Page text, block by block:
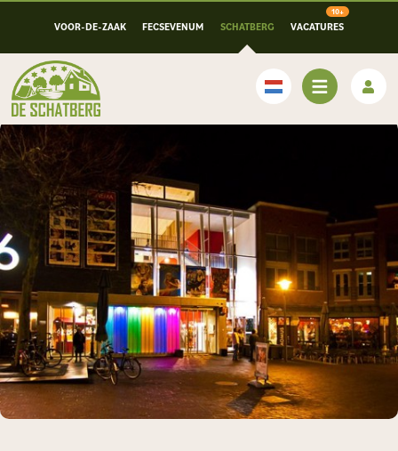
VOOR-DE-ZAAK FECSEVENUM SCHATBERG VACATURES